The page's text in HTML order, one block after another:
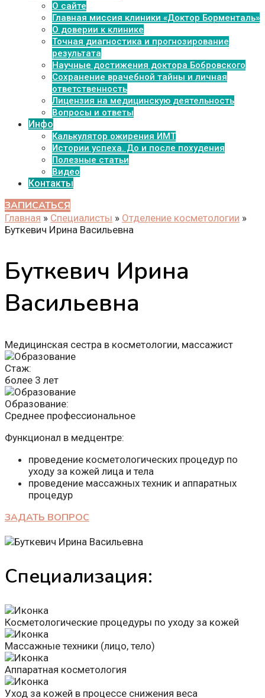
О сайте
Главная миссия клиники «Доктор Борменталь»
О доверии к клинике
Точная диагностика и прогнозирование
результата
Научные достижения доктора Бобровского
Сохранение врачебной тайны и личная
ответственность
Лицензия на медицинскую деятельность
Вопросы и ответы
Инфо
Калькулятор ожирения ИМТ
Истории успеха. До и после похудения
Полезные статьи
Видео
Контакты
ЗАПИСАТЬСЯ
Главная » Специалисты » Отделение косметологии »
Буткевич Ирина Васильевна
Буткевич Ирина
Васильевна
Медицинская сестра в косметологии, массажист
Стаж:
более 3 лет
Образование:
Среднее профессиональное
Функционал в медцентре:
проведение косметологических процедур по
уходу за кожей лица и тела
проведение массажных техник и аппаратных
процедур
ЗАДАТЬ ВОПРОС
Специализация:
Косметологические процедуры по уходу за кожей
Массажные техники (лицо, тело)
Аппаратная косметология
Уход за кожей в процессе снижения веса